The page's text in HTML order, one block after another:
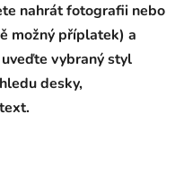
nahrát fotografii nebo
možný příplatek) a
vybraný styl
desky,